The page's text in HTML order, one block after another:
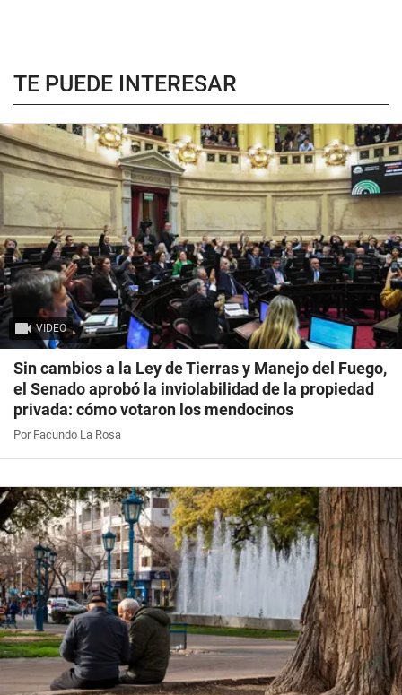
TE PUEDE INTERESAR
VIDEO
Sin cambios a la Ley de Tierras y Manejo del Fuego,
el Senado aprobó la inviolabilidad de la propiedad
privada: cómo votaron los mendocinos
Por Facundo La Rosa